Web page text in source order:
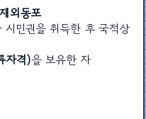
재외동포
민권을 취득한 후 국적상
자격)을 보유한 자